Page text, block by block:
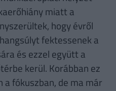
miatt a
hogy évről
fektessenek a
és ezzel együtt a
kerül. Korábban ez
fókuszban, de ma már